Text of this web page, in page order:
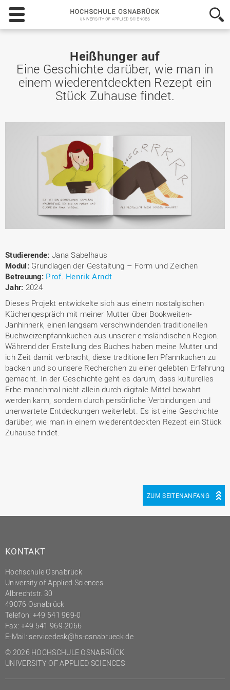
Hochschule
Osnabrück
-
Sciences
Heißhunger auf
Eine Geschichte darüber, wie man in
einem wiederentdeckten Rezept ein
Stück Zuhause findet.
Studierende: Jana Sabelhaus
Modul:Grundlagen der Gestaltung – Form und Zeichen
Betreuung: Prof. Henrik Arndt
Jahr: 2024
Dieses Projekt entwickelte sich aus einem nostalgischen
Küchengespräch mit meiner Mutter über Bookweiten-
Janhinnerk, einen langsam verschwindenden traditionellen
Buchweizenpfannkuchen aus unserer emsländischen Region.
Während der Erstellung des Buches haben meine Mutter und
ich Zeit damit verbracht, diese traditionellen Pfannkuchen zu
backen und so unsere Recherchen zu einer gelebten Erfahrung
gemacht. In der Geschichte geht es darum, dass kulturelles
Erbe manchmal nicht allein durch digitale Mittel bewahrt
werden kann, sondern durch persönliche Verbindungen und
unerwartete Entdeckungen weiterlebt. Es ist eine Geschichte
darüber, wie man in einem wiederentdeckten Rezept ein Stück
Zuhause findet.
ZUM SEITENANFANG
KONTAKT
Hochschule Osnabrück
University of Applied Sciences
Albrechtstr. 30
49076 Osnabrück
Telefon: +49 541 969-0
Fax: +49 541 969-2066
E-Mail: servicedesk@hs-osnabrueck.de
© 2026 HOCHSCHULE OSNABRÜCK
UNIVERSITY OF APPLIED SCIENCES